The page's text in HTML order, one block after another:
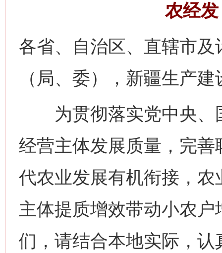
农经
各省、自治区、直辖市
（局、委），新疆生产
为贯彻落实党中央、
经营主体发展质量，完
代农业发展有机衔接，
主体提质增效带动小农
们，请结合本地实际，认